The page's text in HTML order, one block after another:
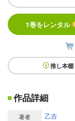
1巻をレンタル
推し本棚
作品詳細
著者 乙吉